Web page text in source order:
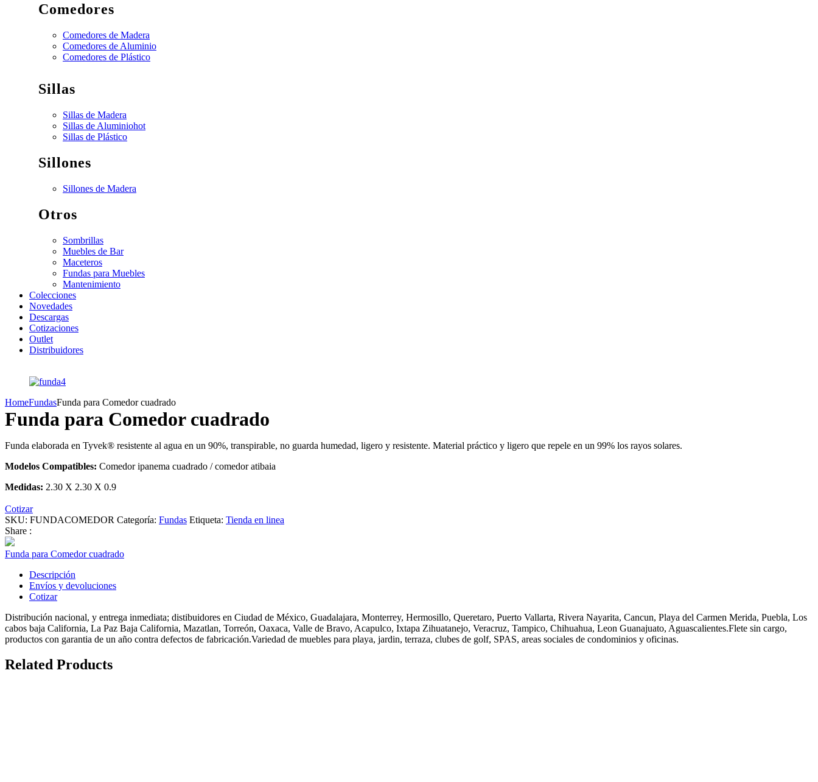
Comedores
Comedores de Madera
Comedores de Aluminio
Comedores de Plástico
Sillas
Sillas de Madera
Sillas de Aluminiohot
Sillas de Plástico
Sillones
Sillones de Madera
Otros
Sombrillas
Muebles de Bar
Maceteros
Fundas para Muebles
Mantenimiento
Colecciones
Novedades
Descargas
Cotizaciones
Outlet
Distribuidores
HomeFundasFunda para Comedor cuadrado
Funda para Comedor cuadrado
Funda elaborada en Tyvek® resistente al agua en un 90%, transpirable, no guarda humedad, ligero y resistente. Material práctico y ligero que repele en un 99% los rayos solares.
Modelos Compatibles: Comedor ipanema cuadrado / comedor atibaia
Medidas: 2.30 X 2.30 X 0.9
Cotizar
SKU: FUNDACOMEDOR Categoría: Fundas Etiqueta: Tienda en linea
Share :
Funda para Comedor cuadrado
Descripción
Envíos y devoluciones
Cotizar
Distribución nacional, y entrega inmediata; distibuidores en Ciudad de México, Guadalajara, Monterrey, Hermosillo, Queretaro, Puerto Vallarta, Rivera Nayarita, Cancun, Playa del Carmen Merida, Puebla, Los
cabos baja California, La Paz Baja California, Mazatlan, Torreón, Oaxaca, Valle de Bravo, Acapulco, Ixtapa Zihuatanejo, Veracruz, Tampico, Chihuahua, Leon Guanajuato, Aguascalientes.Flete sin cargo,
productos con garantia de un año contra defectos de fabricación.Variedad de muebles para playa, jardin, terraza, clubes de golf, SPAS, areas sociales de condominios y oficinas.
Related Products